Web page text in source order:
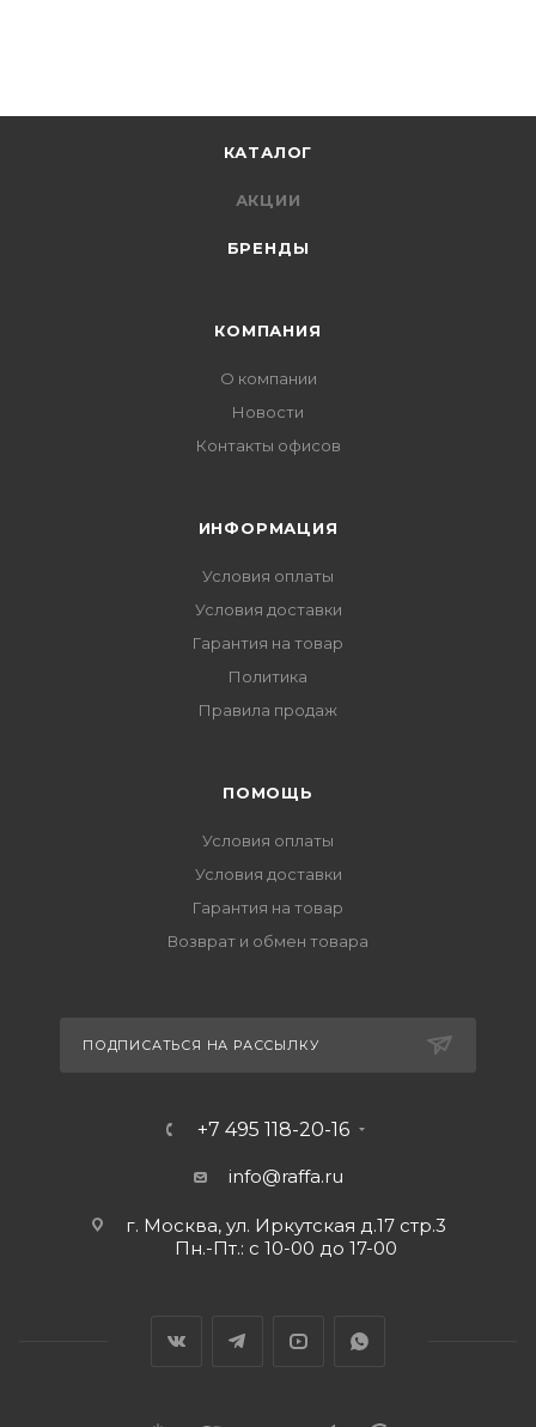
КАТАЛОГ
АКЦИИ
БРЕНДЫ
КОМПАНИЯ
О компании
Новости
Контакты офисов
ИНФОРМАЦИЯ
Условия оплаты
Условия доставки
Гарантия на товар
Политика
Правила продаж
ПОМОЩЬ
Условия оплаты
Условия доставки
Гарантия на товар
Возврат и обмен товара
ПОДПИСАТЬСЯ НА РАССЫЛКУ
+7 495 118-20-16
info@raffa.ru
г. Москва, ул. Иркутская д.17 стр.3
Пн.-Пт.: с 10-00 до 17-00